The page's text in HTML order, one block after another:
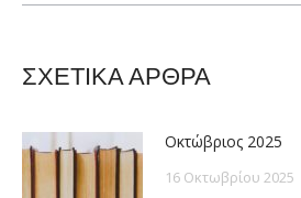
ΣΧΕΤΙΚΑ ΑΡΘΡΑ
Οκτώβριος 2025
16 Οκτωβρίου 2025